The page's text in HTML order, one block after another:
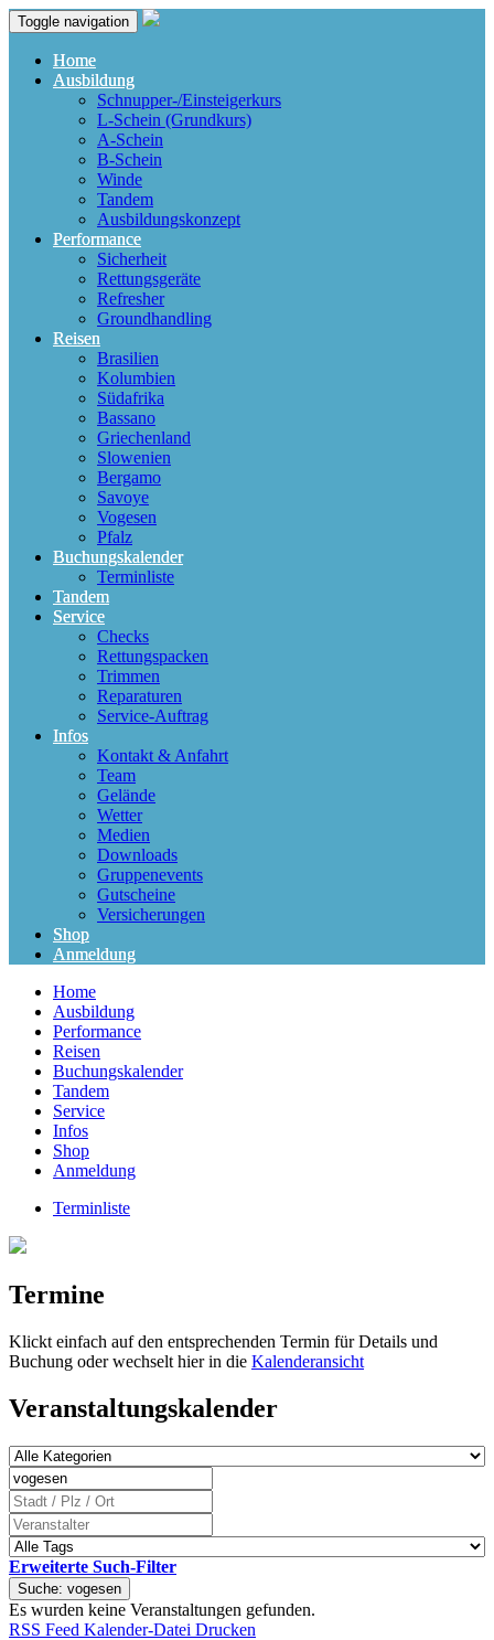
Toggle navigation
Home
Ausbildung
Schnupper-/Einsteigerkurs
L-Schein (Grundkurs)
A-Schein
B-Schein
Winde
Tandem
Ausbildungskonzept
Performance
Sicherheit
Rettungsgeräte
Refresher
Groundhandling
Reisen
Brasilien
Kolumbien
Südafrika
Bassano
Griechenland
Slowenien
Bergamo
Savoye
Vogesen
Pfalz
Buchungskalender
Terminliste
Tandem
Service
Checks
Rettungspacken
Trimmen
Reparaturen
Service-Auftrag
Infos
Kontakt & Anfahrt
Team
Gelände
Wetter
Medien
Downloads
Gruppenevents
Gutscheine
Versicherungen
Shop
Anmeldung
Home
Ausbildung
Performance
Reisen
Buchungskalender
Tandem
Service
Infos
Shop
Anmeldung
Terminliste
Termine
Klickt einfach auf den entsprechenden Termin für Details und
Buchung oder wechselt hier in die Kalenderansicht
Veranstaltungskalender
Erweiterte Such-Filter
Suche: vogesen
Es wurden keine Veranstaltungen gefunden.
RSS Feed Kalender-Datei Drucken